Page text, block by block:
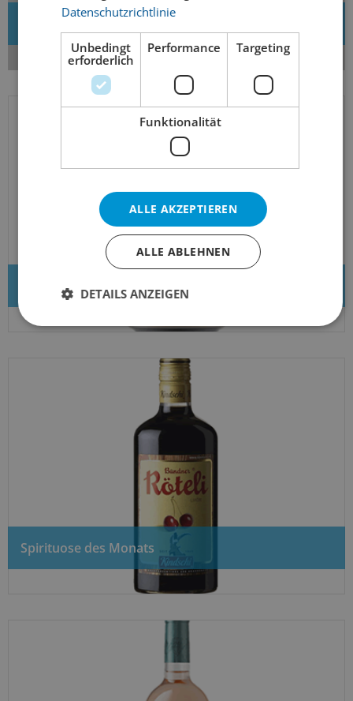
Bier des Monats
Spirituose des Monats
Datenschutzrichtlinie
Unbedingt
erforderlich
Performance Targeting
Funktionalität
ALLE AKZEPTIEREN
ALLE ABLEHNEN
DETAILS ANZEIGEN